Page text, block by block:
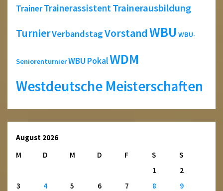
TrainerTrainerassistentTrainerausbildung
TurnierVerbandstagVorstandWBU WBU-
SeniorenturnierWBU PokalWDM
Westdeutsche Meisterschaften
August 2026
M
D M D F S
S
1
2
3
4 5 6 7 8
9